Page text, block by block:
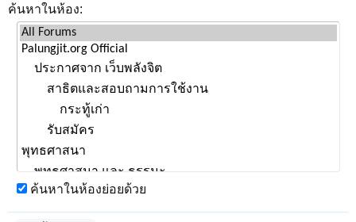
ค้นหาในห้อง:
ค้นหาในห้องย่อยด้วย